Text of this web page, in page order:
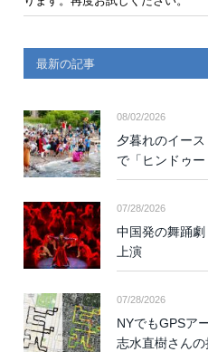
最新の記事
08/02/2026
夕暮れのイー
で「ヒンドゥー
07/28/2026
中国発の舞踊
上演
07/28/2026
NYでもGPSア
志水直樹さんの